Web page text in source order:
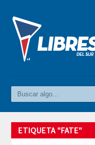
ETIQUETA "FATE"